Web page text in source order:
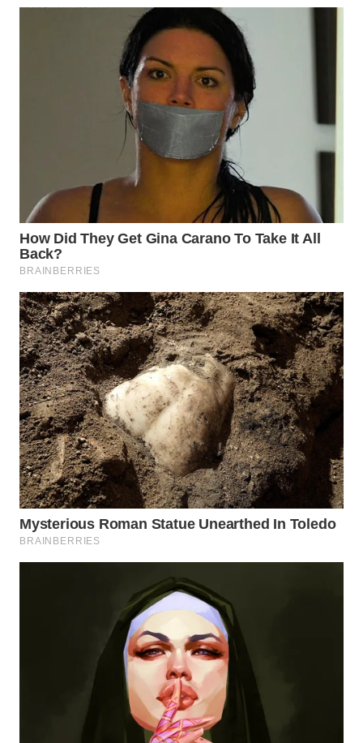
WN
SUBANG
WN
WN
PURWAKARTA
WN
PRIANGAN
TIMUR
WN
SEMARANG
WN
SOLO